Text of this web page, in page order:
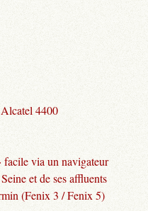
4400
via un navigateur
et de ses affluents
(Fenix 3 / Fenix 5)